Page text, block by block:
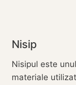
Nisip
Nisipul este
materiale